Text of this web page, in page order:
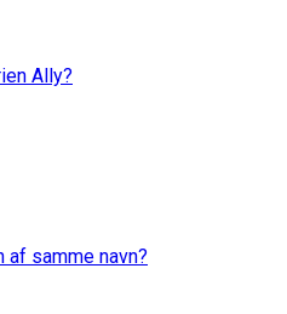
Ally?
samme navn?